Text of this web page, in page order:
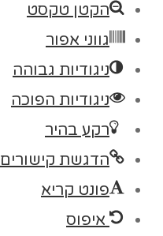
הקטן טקסט
גווני אפור
ניגודיות גבוהה
ניגודיות הפוכה
רקע בהיר
הדגשת קישורים
פונט קריא
איפוס